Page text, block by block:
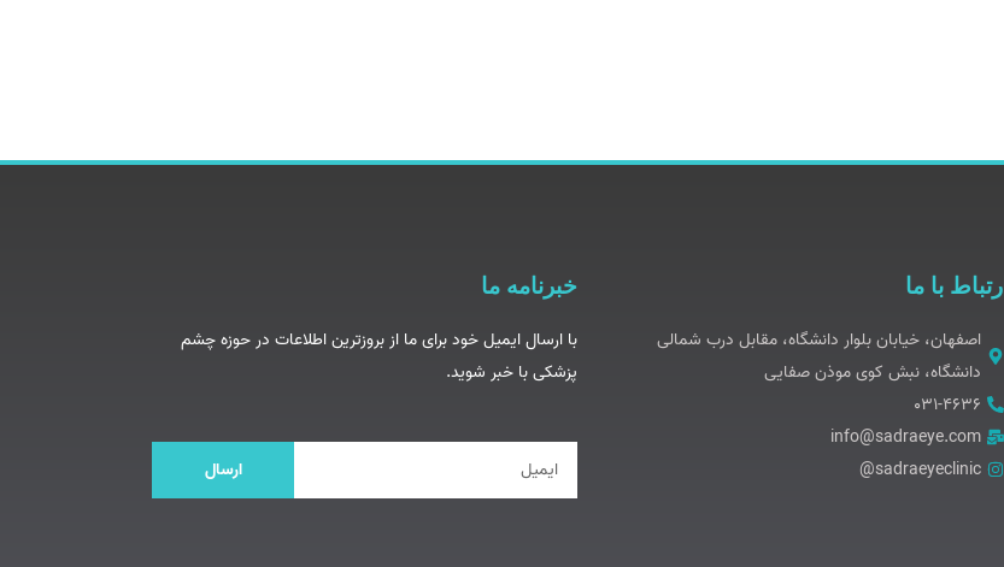
ارتباط با ما
اصفهان، خیابان بلوار دانشگاه، مقابل درب شمالی
دانشگاه، نبش کوی موذن صفایی
۰۳۱-۴۶۳۶
info@sadraeye.com
sadraeyeclinic@
خبرنامه ما
با ارسال ایمیل خود برای ما از بروزترین اطلاعات در حوزه چشم
پزشکی با خبر شوید.
ارسال